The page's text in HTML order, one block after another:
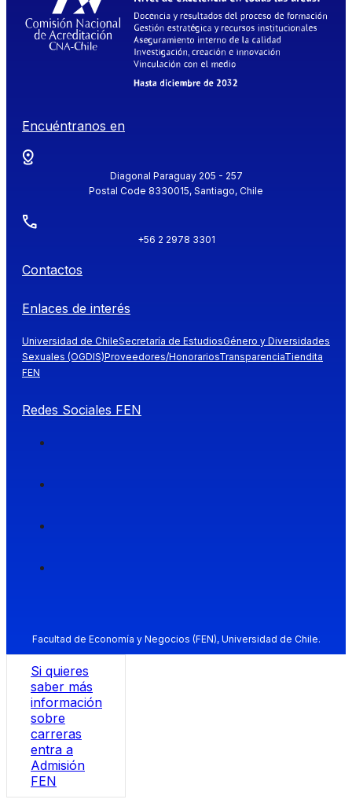
Encuéntranos en
Diagonal Paraguay 205 - 257
Postal Code 8330015, Santiago, Chile
+56 2 2978 3301
Contactos
Enlaces de interés
Universidad de ChileSecretaría de EstudiosGénero y Diversidades
Sexuales (OGDIS)Proveedores/HonorariosTransparenciaTiendita
FEN
Redes Sociales FEN
Facultad de Economía y Negocios (FEN), Universidad de Chile.
Si quieres
saber más
información
sobre
carreras
entra a
Admisión
FEN